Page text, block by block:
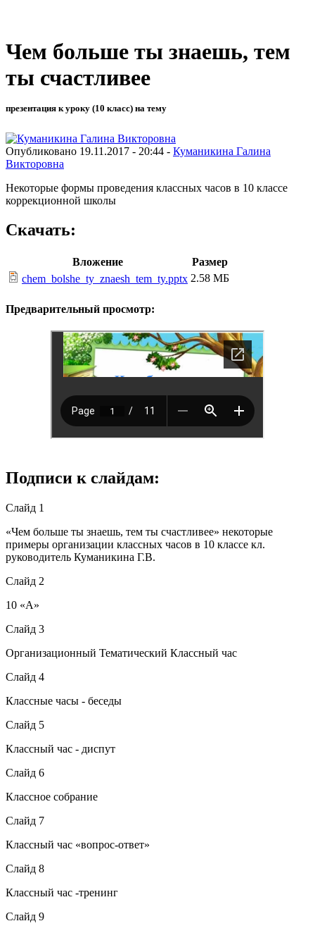
Чем больше ты знаешь, тем
ты счастливее
презентация к уроку (10 класс) на тему
Опубликовано 19.11.2017 - 20:44 - Куманикина Галина
Викторовна
Некоторые формы проведения классных часов в 10 классе
коррекционной школы
Скачать:
Вложение
Размер
chem_bolshe_ty_znaesh_tem_ty.pptx 2.58 МБ
Предварительный просмотр:
Подписи к слайдам:
Слайд 1
«Чем больше ты знаешь, тем ты счастливее» некоторые
примеры организации классных часов в 10 классе кл.
руководитель Куманикина Г.В.
Слайд 2
10 «А»
Слайд 3
Организационный Тематический Классный час
Слайд 4
Классные часы - беседы
Слайд 5
Классный час - диспут
Слайд 6
Классное собрание
Слайд 7
Классный час «вопрос-ответ»
Слайд 8
Классный час -тренинг
Слайд 9